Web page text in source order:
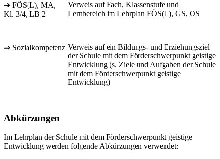
➔ FÖS(L), MA,
Kl. 3/4, LB 2
Verweis auf Fach, Klassenstufe und
Lernbereich im Lehrplan FÖS(L), GS, OS
⇒ Sozialkompetenz Verweis auf ein Bildungs- und Erziehungsziel
der Schule mit dem Förderschwerpunkt geistige
Entwicklung (s. Ziele und Aufgaben der Schule
mit dem Förderschwerpunkt geistige
Entwicklung)
Abkürzungen
Im Lehrplan der Schule mit dem Förderschwerpunkt geistige
Entwicklung werden folgende Abkürzungen verwendet: